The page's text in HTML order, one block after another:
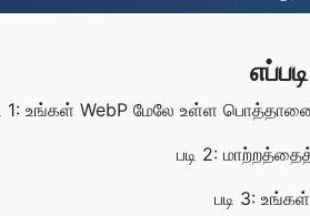
1: உங்கள் WebP மேலே உள்ள
படி 2:
படி 3: